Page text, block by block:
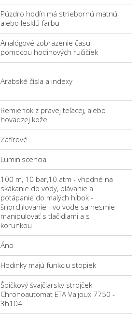
Púzdro hodín má striebornú matnú,
alebo lesklú farbu
Analógové zobrazenie času
pomocou hodinových ručičiek
Arabské čísla a indexy
Remienok z pravej teľacej, alebo
hovädzej kože
Zafírové
Luminiscencia
100 m, 10 bar,10 atm - vhodné na
skákanie do vody, plávanie a
potápanie do malých hĺbok -
šnorchlovanie - vo vode sa nesmie
manipulovať s tlačidlami a s
korunkou
Áno
Hodinky majú funkciu stopiek
Špičkový švajčiarsky strojček
Chronoautomat ETA Valjoux 7750 -
3h104